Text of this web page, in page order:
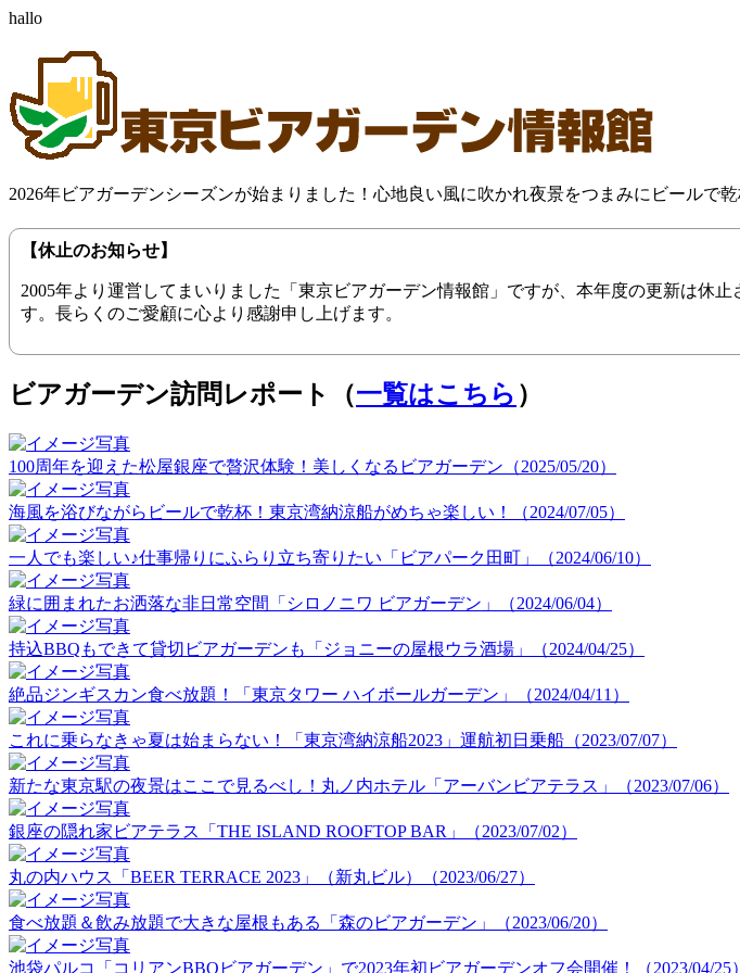
hallo
2026年ビアガーデンシーズンが始まりました！心地良い風に吹かれ夜景をつまみにビールで乾
【休止のお知らせ】
2005年より運営してまいりました「東京ビアガーデン情報館」ですが、本年度の更新は休
す。長らくのご愛顧に心より感謝申し上げます。
ビアガーデン訪問レポート（一覧はこちら ）
100周年を迎えた松屋銀座で贅沢体験！美しくなるビアガーデン（2025/05/20）
海風を浴びながらビールで乾杯！東京湾納涼船がめちゃ楽しい！（2024/07/05）
一人でも楽しい♪仕事帰りにふらり立ち寄りたい「ビアパーク田町」（2024/06/10）
緑に囲まれたお洒落な非日常空間「シロノニワ ビアガーデン」（2024/06/04）
持込BBQもできて貸切ビアガーデンも「ジョニーの屋根ウラ酒場」（2024/04/25）
絶品ジンギスカン食べ放題！「東京タワー ハイボールガーデン」（2024/04/11）
これに乗らなきゃ夏は始まらない！「東京湾納涼船2023」運航初日乗船（2023/07/07）
新たな東京駅の夜景はここで見るべし！丸ノ内ホテル「アーバンビアテラス」（2023/07/06）
銀座の隠れ家ビアテラス「THE ISLAND ROOFTOP BAR」（2023/07/02）
丸の内ハウス「BEER TERRACE 2023」（新丸ビル）（2023/06/27）
食べ放題＆飲み放題で大きな屋根もある「森のビアガーデン」（2023/06/20）
池袋パルコ「コリアンBBQビアガーデン」で2023年初ビアガーデンオフ会開催！（2023/04/25）